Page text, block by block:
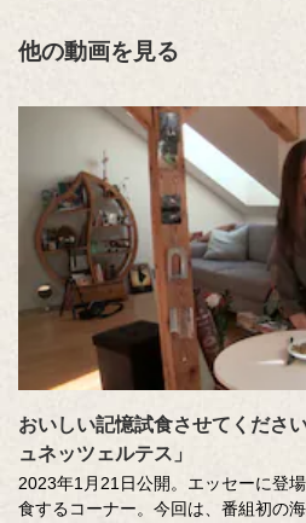
他の動画を見る
おいしい記憶試食させてくださ
ュネッツェルテス」
2023年1月21日公開。エッセーに登
食するコーナー。今回は、番組初の